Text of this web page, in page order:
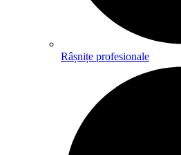
Râșnițe profesionale